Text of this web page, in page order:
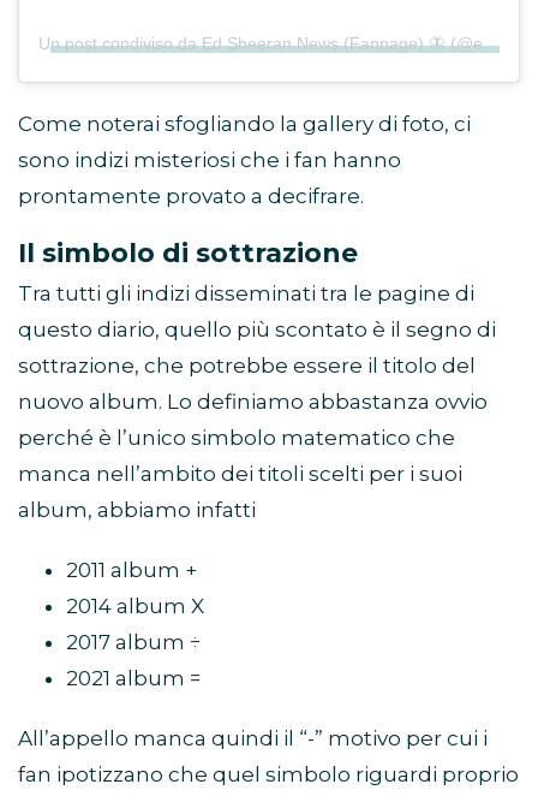
Un post condiviso da Ed Sheeran News (Fanpage) 🦋 (@edsheeran_eu)
Come noterai sfogliando la gallery di foto, ci
sono indizi misteriosi che i fan hanno
prontamente provato a decifrare.
Il simbolo di sottrazione
Tra tutti gli indizi disseminati tra le pagine di
questo diario, quello più scontato è il segno di
sottrazione, che potrebbe essere il titolo del
nuovo album. Lo definiamo abbastanza ovvio
perché è l’unico simbolo matematico che
manca nell’ambito dei titoli scelti per i suoi
album, abbiamo infatti
2011 album +
2014 album X
2017 album ÷
2021 album =
All’appello manca quindi il “-” motivo per cui i
fan ipotizzano che quel simbolo riguardi proprio